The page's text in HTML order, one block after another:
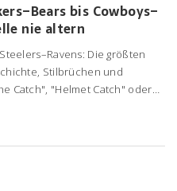
bis Cowboys–
nie altern
Die größten
Stilbrüchen und
Catch", "Helmet Catch" oder